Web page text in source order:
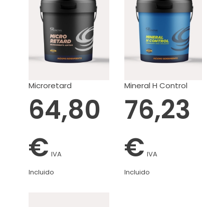
Microretard
64,80
€ IVA
Incluido
Mineral H Control
76,23
€ IVA
Incluido